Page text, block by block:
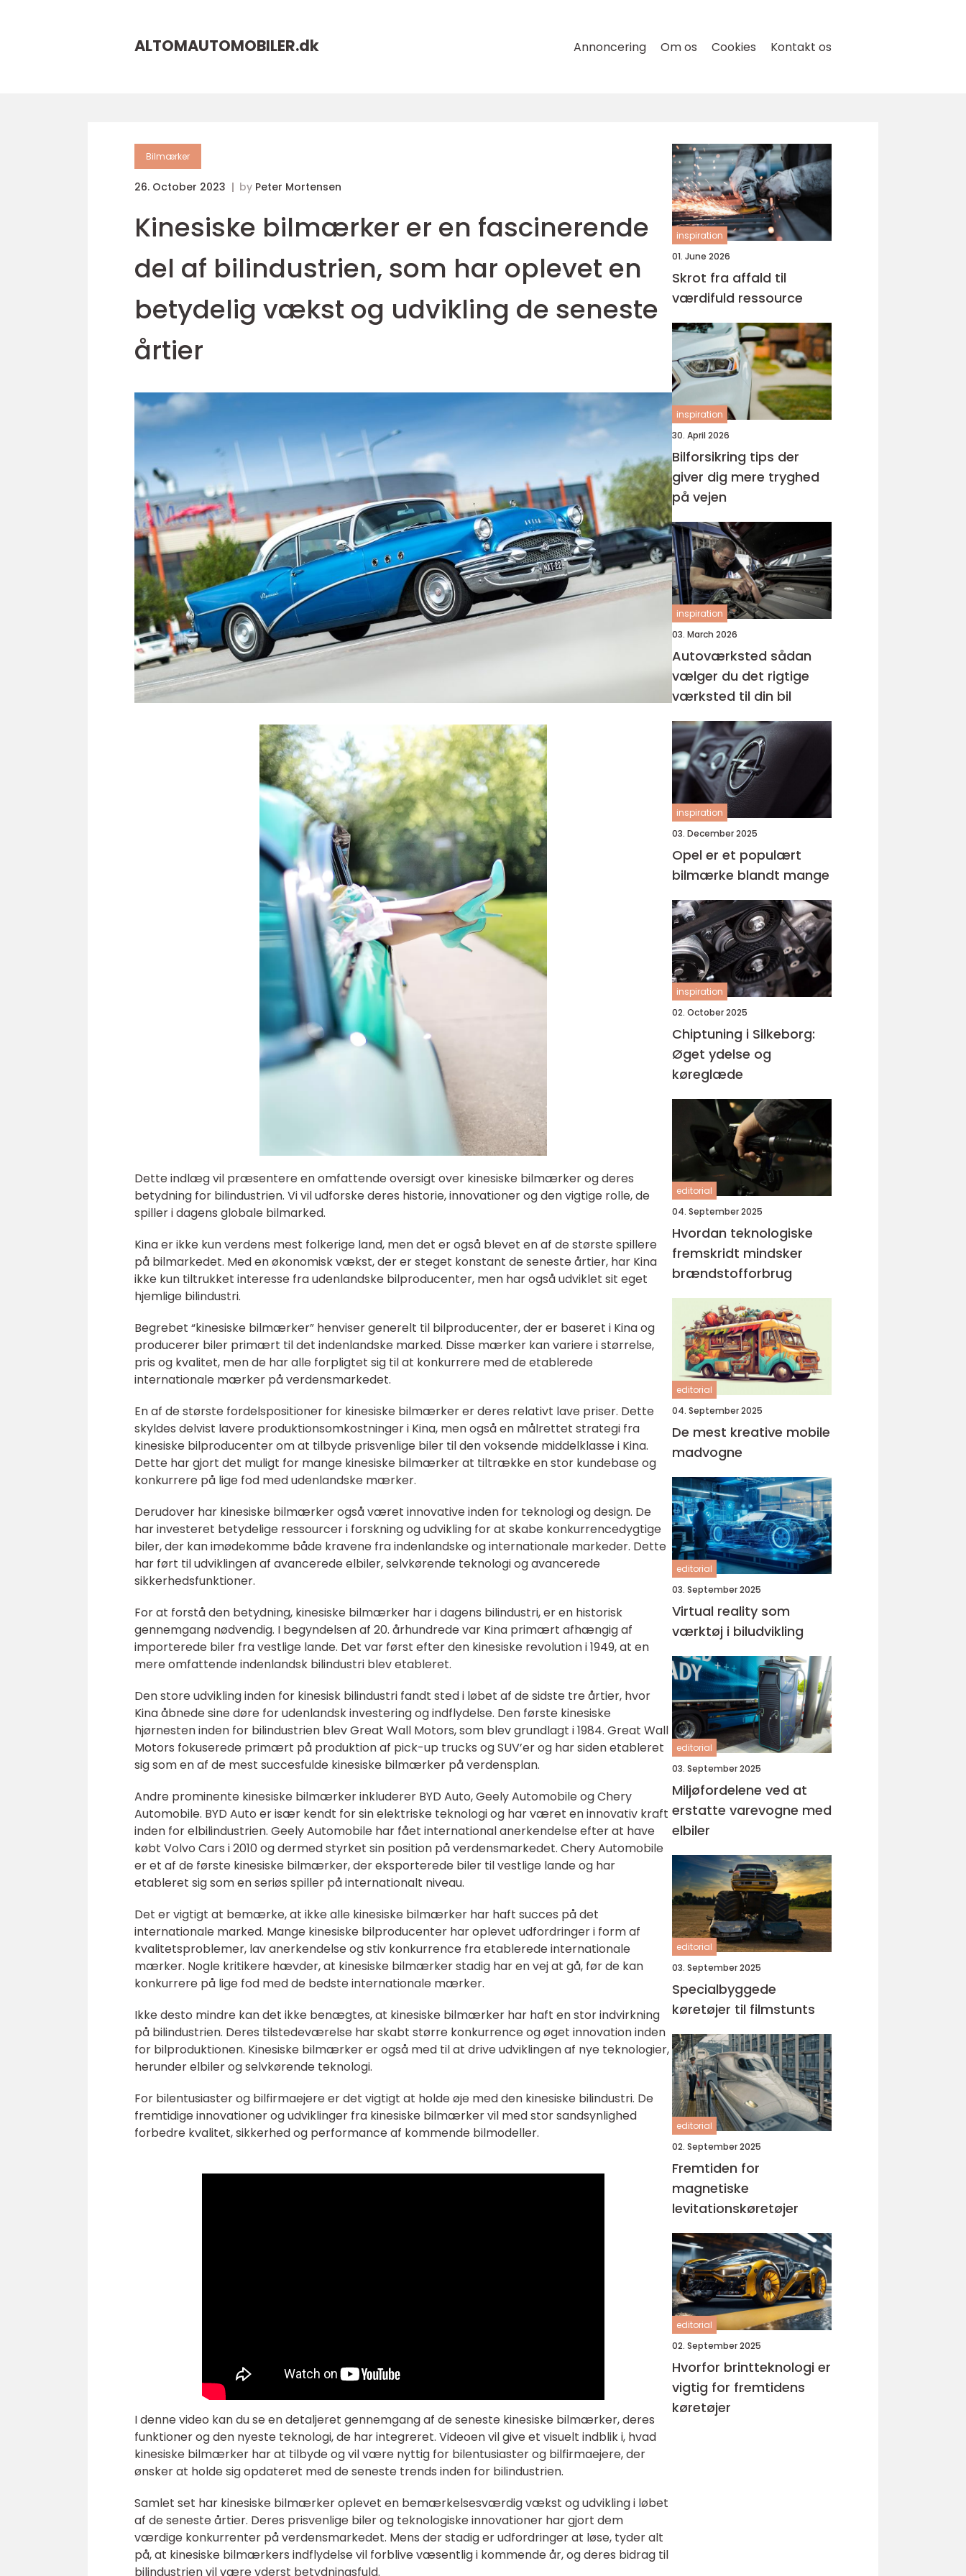
ALTOMAUTOMOBILER.dk Annoncering Om os Cookies Kontakt os
Bilmærker
26. October 2023 by Peter Mortensen
Kinesiske bilmærker er en fascinerende
del af bilindustrien, som har oplevet en
betydelig vækst og udvikling de seneste
årtier
Dette indlæg vil præsentere en omfattende oversigt over kinesiske bilmærker og deres
betydning for bilindustrien. Vi vil udforske deres historie, innovationer og den vigtige rolle, de
spiller i dagens globale bilmarked.
Kina er ikke kun verdens mest folkerige land, men det er også blevet en af de største spillere
på bilmarkedet. Med en økonomisk vækst, der er steget konstant de seneste årtier, har Kina
ikke kun tiltrukket interesse fra udenlandske bilproducenter, men har også udviklet sit eget
hjemlige bilindustri.
Begrebet “kinesiske bilmærker” henviser generelt til bilproducenter, der er baseret i Kina og
producerer biler primært til det indenlandske marked. Disse mærker kan variere i størrelse,
pris og kvalitet, men de har alle forpligtet sig til at konkurrere med de etablerede
internationale mærker på verdensmarkedet.
En af de største fordelspositioner for kinesiske bilmærker er deres relativt lave priser. Dette
skyldes delvist lavere produktionsomkostninger i Kina, men også en målrettet strategi fra
kinesiske bilproducenter om at tilbyde prisvenlige biler til den voksende middelklasse i Kina.
Dette har gjort det muligt for mange kinesiske bilmærker at tiltrække en stor kundebase og
konkurrere på lige fod med udenlandske mærker.
Derudover har kinesiske bilmærker også været innovative inden for teknologi og design. De
har investeret betydelige ressourcer i forskning og udvikling for at skabe konkurrencedygtige
biler, der kan imødekomme både kravene fra indenlandske og internationale markeder. Dette
har ført til udviklingen af avancerede elbiler, selvkørende teknologi og avancerede
sikkerhedsfunktioner.
For at forstå den betydning, kinesiske bilmærker har i dagens bilindustri, er en historisk
gennemgang nødvendig. I begyndelsen af 20. århundrede var Kina primært afhængig af
importerede biler fra vestlige lande. Det var først efter den kinesiske revolution i 1949, at en
mere omfattende indenlandsk bilindustri blev etableret.
Den store udvikling inden for kinesisk bilindustri fandt sted i løbet af de sidste tre årtier, hvor
Kina åbnede sine døre for udenlandsk investering og indflydelse. Den første kinesiske
hjørnesten inden for bilindustrien blev Great Wall Motors, som blev grundlagt i 1984. Great Wall
Motors fokuserede primært på produktion af pick-up trucks og SUV’er og har siden etableret
sig som en af de mest succesfulde kinesiske bilmærker på verdensplan.
Andre prominente kinesiske bilmærker inkluderer BYD Auto, Geely Automobile og Chery
Automobile. BYD Auto er især kendt for sin elektriske teknologi og har været en innovativ kraft
inden for elbilindustrien. Geely Automobile har fået international anerkendelse efter at have
købt Volvo Cars i 2010 og dermed styrket sin position på verdensmarkedet. Chery Automobile
er et af de første kinesiske bilmærker, der eksporterede biler til vestlige lande og har
etableret sig som en seriøs spiller på internationalt niveau.
Det er vigtigt at bemærke, at ikke alle kinesiske bilmærker har haft succes på det
internationale marked. Mange kinesiske bilproducenter har oplevet udfordringer i form af
kvalitetsproblemer, lav anerkendelse og stiv konkurrence fra etablerede internationale
mærker. Nogle kritikere hævder, at kinesiske bilmærker stadig har en vej at gå, før de kan
konkurrere på lige fod med de bedste internationale mærker.
Ikke desto mindre kan det ikke benægtes, at kinesiske bilmærker har haft en stor indvirkning
på bilindustrien. Deres tilstedeværelse har skabt større konkurrence og øget innovation inden
for bilproduktionen. Kinesiske bilmærker er også med til at drive udviklingen af nye teknologier,
herunder elbiler og selvkørende teknologi.
For bilentusiaster og bilfirmaejere er det vigtigt at holde øje med den kinesiske bilindustri. De
fremtidige innovationer og udviklinger fra kinesiske bilmærker vil med stor sandsynlighed
forbedre kvalitet, sikkerhed og performance af kommende bilmodeller.
I denne video kan du se en detaljeret gennemgang af de seneste kinesiske bilmærker, deres
funktioner og den nyeste teknologi, de har integreret. Videoen vil give et visuelt indblik i, hvad
kinesiske bilmærker har at tilbyde og vil være nyttig for bilentusiaster og bilfirmaejere, der
ønsker at holde sig opdateret med de seneste trends inden for bilindustrien.
Samlet set har kinesiske bilmærker oplevet en bemærkelsesværdig vækst og udvikling i løbet
af de seneste årtier. Deres prisvenlige biler og teknologiske innovationer har gjort dem
værdige konkurrenter på verdensmarkedet. Mens der stadig er udfordringer at løse, tyder alt
på, at kinesiske bilmærkers indflydelse vil forblive væsentlig i kommende år, og deres bidrag til
bilindustrien vil være yderst betydningsfuld.
inspiration
01. June 2026
Skrot fra affald til
værdifuld ressource
inspiration
30. April 2026
Bilforsikring tips der
giver dig mere tryghed
på vejen
inspiration
03. March 2026
Autoværksted sådan
vælger du det rigtige
værksted til din bil
inspiration
03. December 2025
Opel er et populært
bilmærke blandt mange
inspiration
02. October 2025
Chiptuning i Silkeborg:
Øget ydelse og
køreglæde
editorial
04. September 2025
Hvordan teknologiske
fremskridt mindsker
brændstofforbrug
editorial
04. September 2025
De mest kreative mobile
madvogne
editorial
03. September 2025
Virtual reality som
værktøj i biludvikling
editorial
03. September 2025
Miljøfordelene ved at
erstatte varevogne med
elbiler
editorial
03. September 2025
Specialbyggede
køretøjer til filmstunts
editorial
02. September 2025
Fremtiden for
magnetiske
levitationskøretøjer
editorial
02. September 2025
Hvorfor brintteknologi er
vigtig for fremtidens
køretøjer